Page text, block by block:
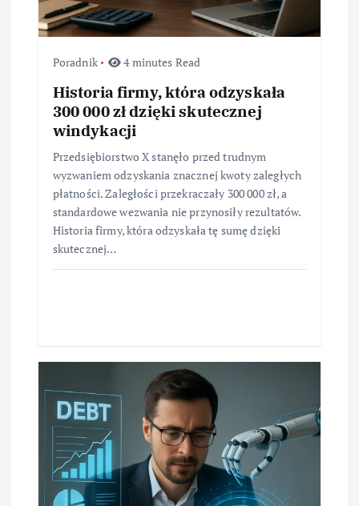
Poradnik 4 minutes Read
Historia firmy, która odzyskała
300 000 zł dzięki skutecznej
windykacji
Przedsiębiorstwo X stanęło przed trudnym
wyzwaniem odzyskania znacznej kwoty zaległych
płatności. Zaległości przekraczały 300 000 zł, a
standardowe wezwania nie przynosiły rezultatów.
Historia firmy, która odzyskała tę sumę dzięki
skutecznej…